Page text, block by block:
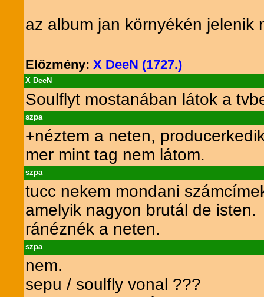
az album jan környékén jelenik
Előzmény:X DeeN (1727.)
X DeeN
Soulflyt mostanában látok a
szpa
+néztem a neten,
mer mint tag nem látom.
szpa
tucc nekem mondani
amelyik nagyon brutál de isten.
ránéznék a neten.
szpa
nem.
sepu / soulfly vonal ???